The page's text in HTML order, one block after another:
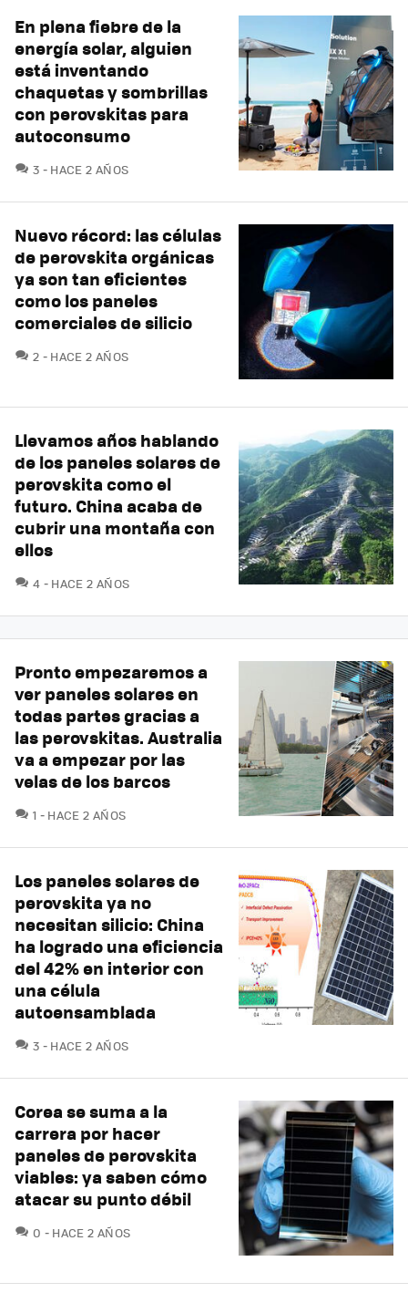
En plena fiebre de la
energía solar, alguien
está inventando
chaquetas y sombrillas
con perovskitas para
autoconsumo
3 COMENTARIOS
HACE 2 AÑOS
Nuevo récord: las células
de perovskita orgánicas
ya son tan eficientes
como los paneles
comerciales de silicio
2 COMENTARIOS
HACE 2 AÑOS
Llevamos años hablando
de los paneles solares de
perovskita como el
futuro. China acaba de
cubrir una montaña con
ellos
4 COMENTARIOS
HACE 2 AÑOS
Pronto empezaremos a
ver paneles solares en
todas partes gracias a
las perovskitas. Australia
va a empezar por las
velas de los barcos
1 COMENTARIOS
HACE 2 AÑOS
Los paneles solares de
perovskita ya no
necesitan silicio: China
ha logrado una eficiencia
del 42% en interior con
una célula
autoensamblada
3 COMENTARIOS
HACE 2 AÑOS
Corea se suma a la
carrera por hacer
paneles de perovskita
viables: ya saben cómo
atacar su punto débil
0 COMENTARIOS
HACE 2 AÑOS